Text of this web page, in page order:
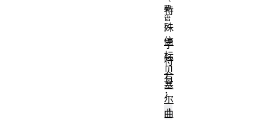
特
殊
字
符
有
：
'
信
标
贝
塞
尔
曲